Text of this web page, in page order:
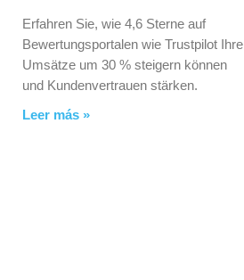
Erfahren Sie, wie 4,6 Sterne auf
Bewertungsportalen wie Trustpilot Ihre
Umsätze um 30 % steigern können
und Kundenvertrauen stärken.
Leer más »